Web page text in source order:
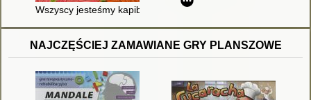
Wszyscy jesteśmy kapibarami
NAJCZĘŚCIEJ ZAMAWIANE GRY PLANSZOWE